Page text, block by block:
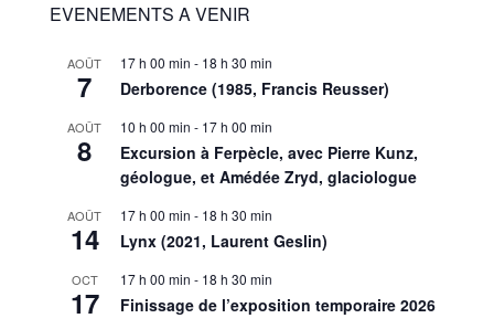
EVENEMENTS A VENIR
AOÛT
7
17 h 00 min - 18 h 30 min
Derborence (1985, Francis Reusser)
AOÛT
8
10 h 00 min - 17 h 00 min
Excursion à Ferpècle, avec Pierre Kunz,
géologue, et Amédée Zryd, glaciologue
AOÛT
14
17 h 00 min - 18 h 30 min
Lynx (2021, Laurent Geslin)
OCT
17
17 h 00 min - 18 h 30 min
Finissage de l’exposition temporaire 2026